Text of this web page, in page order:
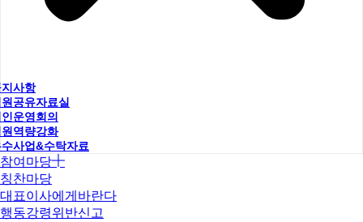
사항
공유자료실
운영회의
역량강화
사업&수탁자료
참여마당
칭찬마당
대표이사에게바란다
행동강령위반신고